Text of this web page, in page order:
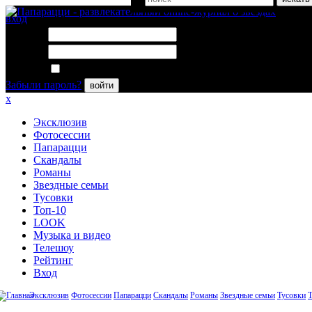
вход
Забыли пароль?
войти
x
Эксклюзив
Фотосессии
Папарацци
Скандалы
Романы
Звездные семьи
Тусовки
Топ-10
LOOK
Музыка и видео
Телешоу
Рейтинг
Вход
Эксклюзив Фотосессии Папарацци Скандалы Романы Звездные семьи Тусовки